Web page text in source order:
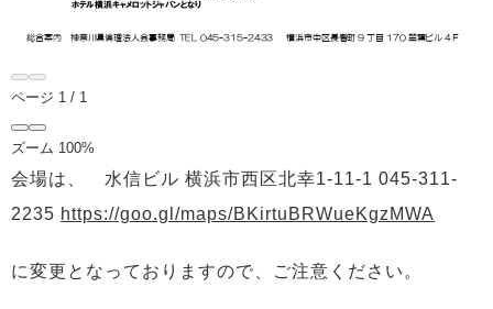
ページ 1 / 1
ズーム 100%
会場は、 水信ビル 横浜市西区北幸1-11-1 045-311-
2235 https://goo.gl/maps/BKirtuBRWueKgzMWA
に変更となっておりますので、ご注意ください。